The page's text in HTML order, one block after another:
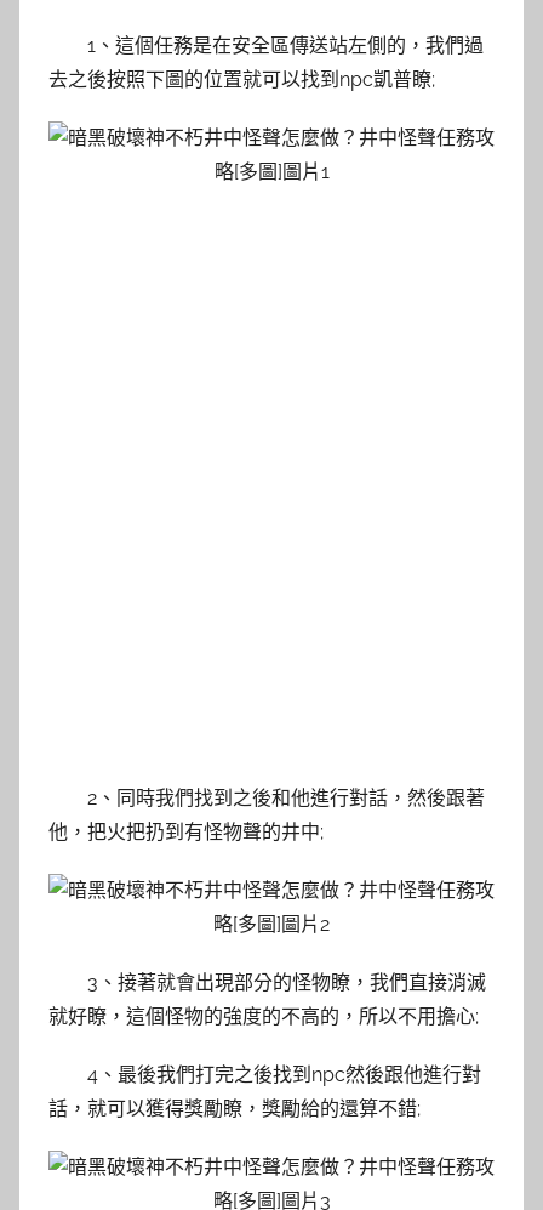
1、這個任務是在安全區傳送站左側的，我們過
去之後按照下圖的位置就可以找到npc凱普瞭;
2、同時我們找到之後和他進行對話，然後跟著
他，把火把扔到有怪物聲的井中;
3、接著就會出現部分的怪物瞭，我們直接消滅
就好瞭，這個怪物的強度的不高的，所以不用擔心;
4、最後我們打完之後找到npc然後跟他進行對
話，就可以獲得獎勵瞭，獎勵給的還算不錯;